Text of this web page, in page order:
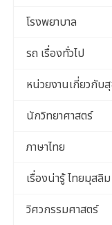
โรงพยาบาล
รถ เรื่องทั่วไป
หน่วยงานเกี่ยวกับ
นักวิทยาศาสตร์
ภาษาไทย
เรื่องน่ารู้ ไทยมุสลิม
วิศวกรรมศาสตร์